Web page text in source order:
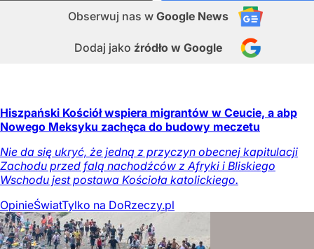
Obserwuj nas w Google News
Dodaj jako źródło w Google
Hiszpański Kościół wspiera migrantów w Ceucie, a abp
Nowego Meksyku zachęca do budowy meczetu
Nie da się ukryć, że jedną z przyczyn obecnej kapitulacji
Zachodu przed falą nachodźców z Afryki i Bliskiego
Wschodu jest postawa Kościoła katolickiego.
OpinieŚwiatTylko na DoRzeczy.pl